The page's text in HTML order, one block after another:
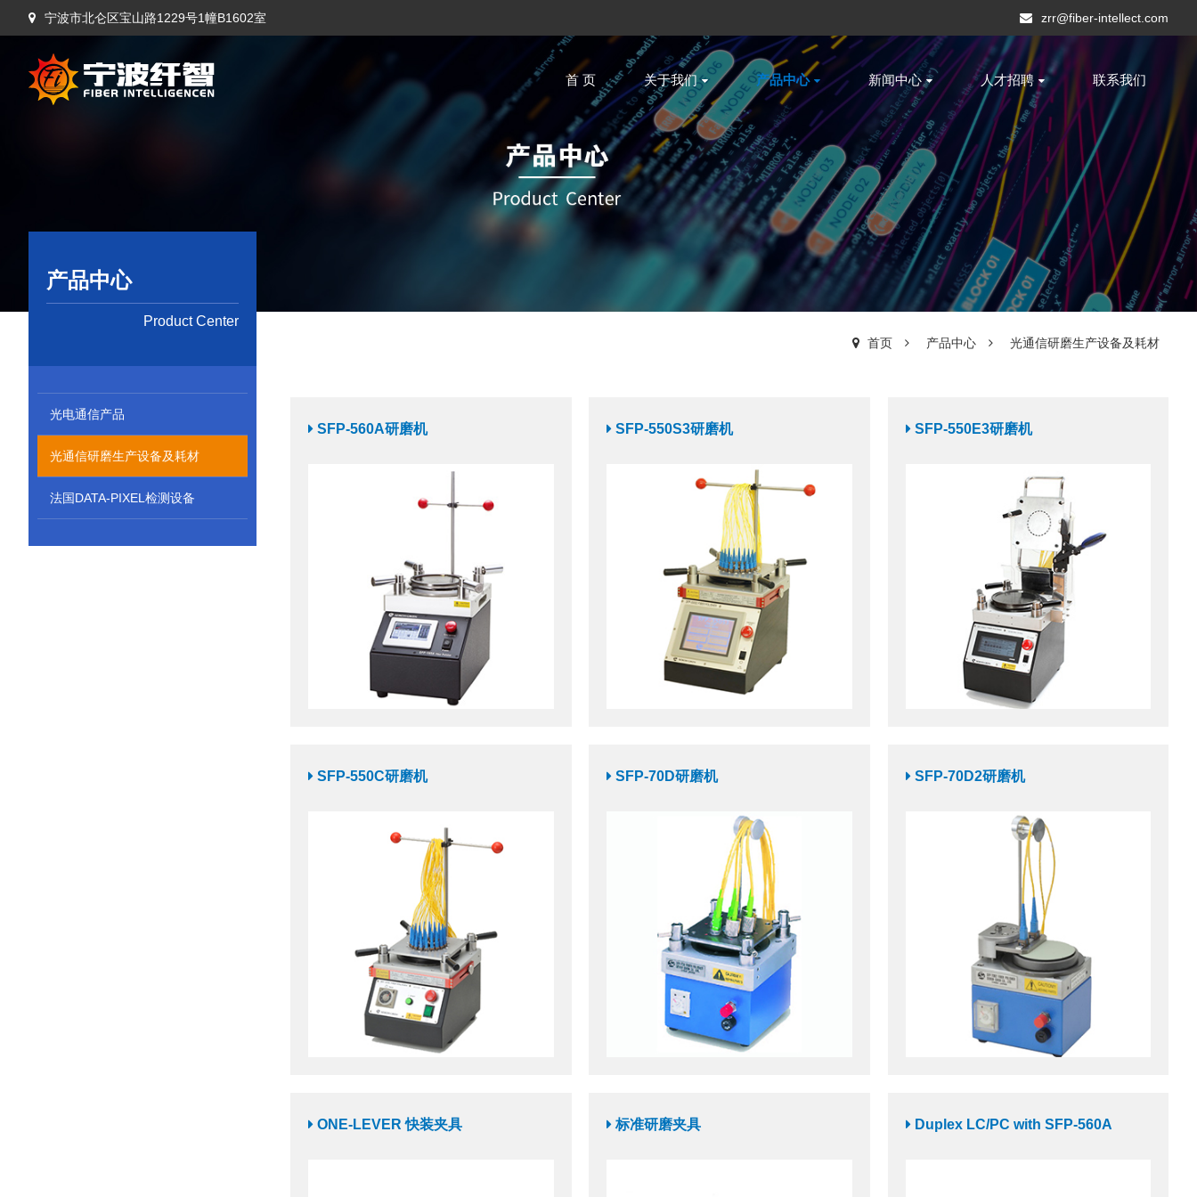
宁波市北仑区宝山路1229号1幢B1602室 zrr@fiber-intellect.com
首 页 关于我们 产品中心 新闻中心 人才招聘 联系我们
产品中心
Product Center
光电通信产品
光通信研磨生产设备及耗材
法国DATA-PIXEL检测设备
首页 产品中心 光通信研磨生产设备及耗材
SFP-560A研磨机 SFP-550S3研磨机 SFP-550E3研磨机
SFP-550C研磨机 SFP-70D研磨机 SFP-70D2研磨机
ONE-LEVER 快装夹具 标准研磨夹具 Duplex LC/PC with SFP-560A